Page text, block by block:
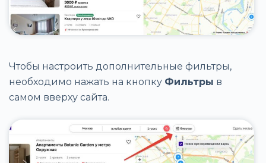
Чтобы настроить дополнительные фильтры,
необходимо нажать на кнопку Фильтры в
самом вверху сайта.